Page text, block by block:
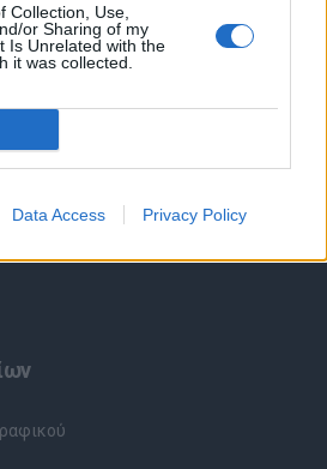
Collection, Use,
or Sharing of my
Is Unrelated with the
it was collected.
Data Access Privacy Policy